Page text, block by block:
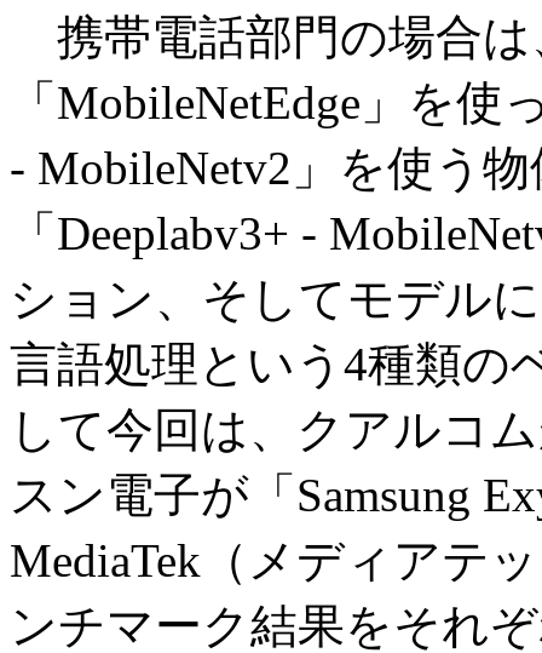
携帯電話部門の場合
「MobileNetEdge」を
- MobileNetv2」を使う
「Deeplabv3+ -
ション、そしてモデル
言語処理という4種類の
して今回は、クアルコ
スン電子が「Samsung
MediaTek（メディアテ
ンチマーク結果をそれ